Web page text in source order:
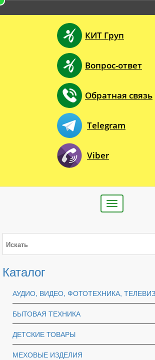
КИТ Груп
Вопрос-ответ
Обратная связь
Telegram
Viber
Toggle
navigation
Каталог
АУДИО, ВИДЕО, ФОТОТЕХНИКА,
БЫТОВАЯ ТЕХНИКА
ДЕТСКИЕ ТОВАРЫ
МЕХОВЫЕ ИЗДЕЛИЯ